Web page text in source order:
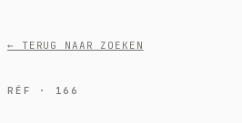
← TERUG NAAR ZOEKEN
RÉF · 166